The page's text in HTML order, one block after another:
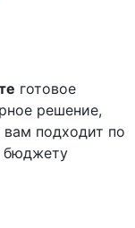
готовое
решение,
вам подходит по
бюджету